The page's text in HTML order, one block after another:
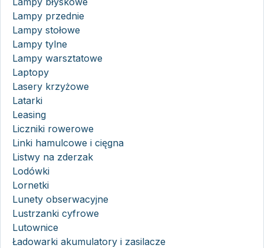
Lampy przednie
Lampy stołowe
Lampy tylne
Lampy warsztatowe
Laptopy
Lasery krzyżowe
Latarki
Leasing
Liczniki rowerowe
Linki hamulcowe i cięgna
Listwy na zderzak
Lodówki
Lornetki
Lunety obserwacyjne
Lustrzanki cyfrowe
Lutownice
Ładowarki akumulatory i zasilacze